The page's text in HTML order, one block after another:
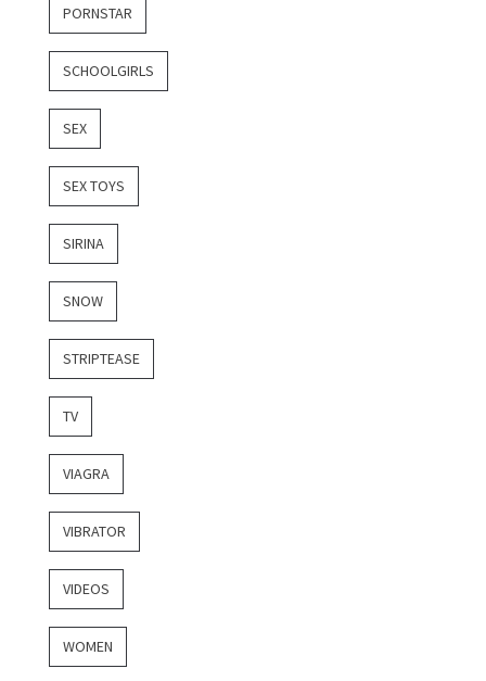
PORNSTAR
SCHOOLGIRLS
SEX
SEX TOYS
SIRINA
SNOW
STRIPTEASE
TV
VIAGRA
VIBRATOR
VIDEOS
WOMEN